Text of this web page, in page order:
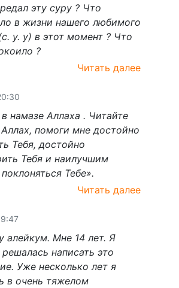
эту суру ? Что
в жизни нашего любимого
у. у) в этот момент ? Что
?
Читать далее
намазе Аллаха . Читайте
помоги мне достойно
Тебя, достойно
Тебя и наилучшим
Тебе».
Читать далее
алейкум. Мне 14 лет. Я
написать это
Уже несколько лет я
в очень тяжелом